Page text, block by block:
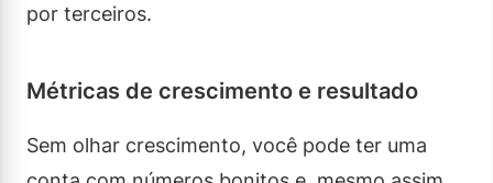
por terceiros.
Métricas de crescimento e resultado
Sem olhar crescimento, você pode ter uma